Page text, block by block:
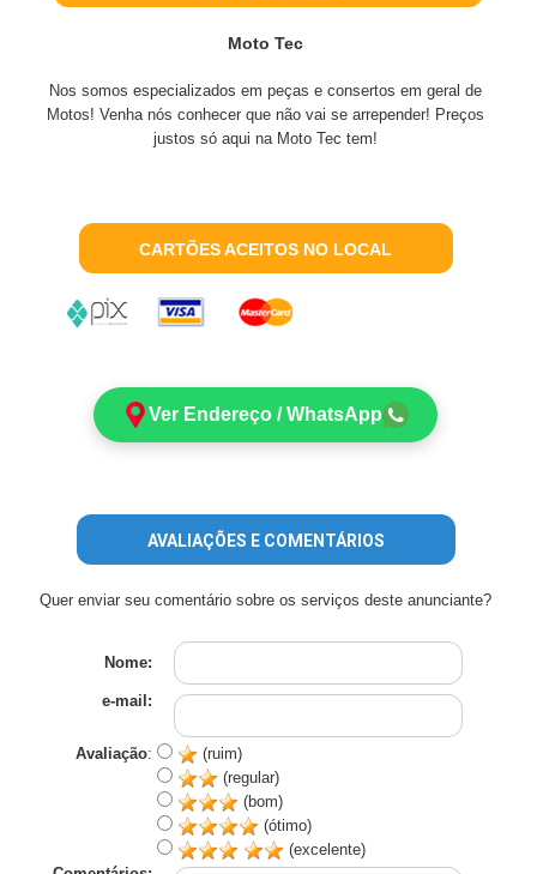
Moto Tec
Nos somos especializados em peças e consertos em geral de
Motos! Venha nós conhecer que não vai se arrepender! Preços
justos só aqui na Moto Tec tem!
CARTÕES ACEITOS NO LOCAL
Ver Endereço / WhatsApp
AVALIAÇÕES E COMENTÁRIOS
Quer enviar seu comentário sobre os serviços deste anunciante?
Nome:
e-mail:
Avaliação:
(ruim)
(regular)
(bom)
(ótimo)
(excelente)